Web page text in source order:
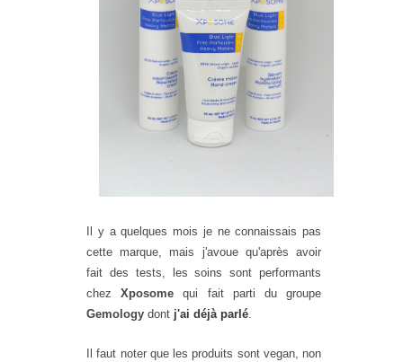
Il y a quelques mois je ne connaissais pas
cette marque, mais j'avoue qu'après avoir
fait des tests, les soins sont performants
chezXposome qui fait parti du groupe
Gemology dont j'ai déjà parlé.
Il faut noter que les produits sont vegan, non